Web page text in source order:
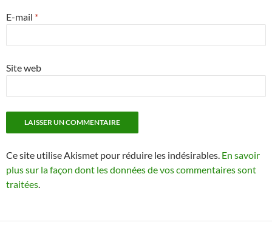
E-mail *
Site web
Ce site utilise Akismet pour réduire les indésirables. En savoir
plus sur la façon dont les données de vos commentaires sont
traitées.